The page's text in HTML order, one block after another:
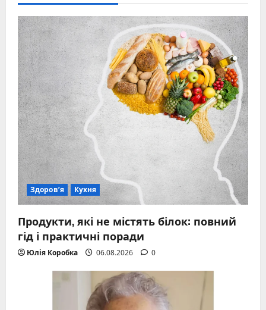
Здоров’я Кухня
Продукти, які не містять білок: повний
гід і практичні поради
Юлія Коробка 06.08.2026 0